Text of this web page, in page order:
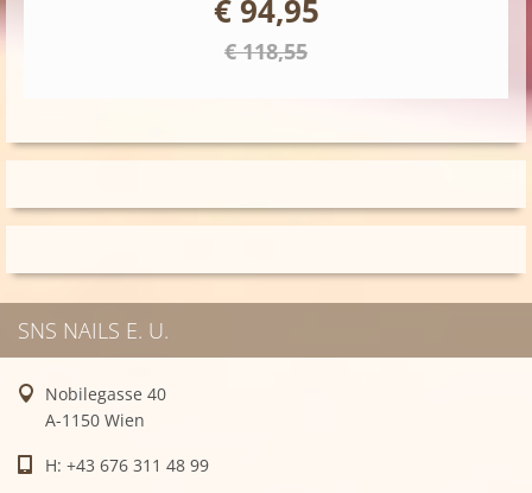
€ 94,95
€ 118,55
SNS NAILS E. U.
Nobilegasse 40
A-1150 Wien
H: +43 676 311 48 99